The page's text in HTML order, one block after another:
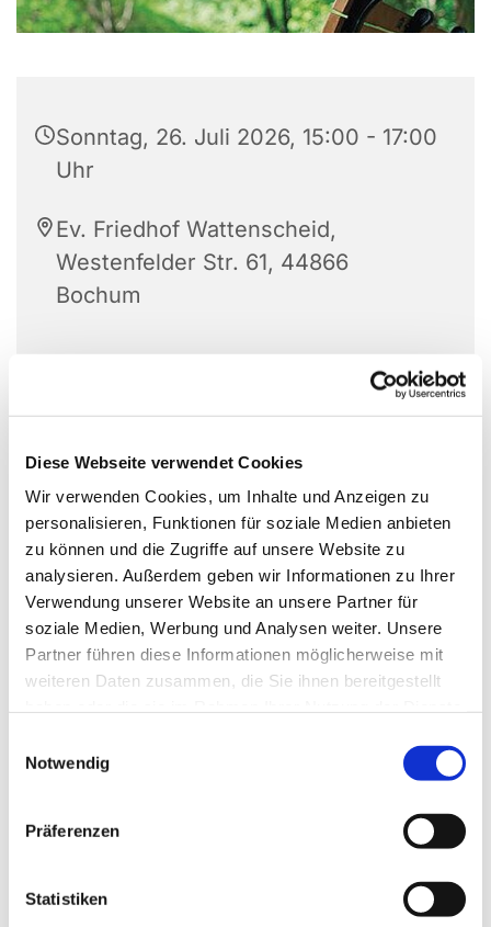
Diese Webseite verwendet Cookies
Wir verwenden Cookies, um Inhalte und Anzeigen zu
personalisieren, Funktionen für soziale Medien anbieten
zu können und die Zugriffe auf unsere Website zu
analysieren. Außerdem geben wir Informationen zu Ihrer
Verwendung unserer Website an unsere Partner für
soziale Medien, Werbung und Analysen weiter. Unsere
Partner führen diese Informationen möglicherweise mit
weiteren Daten zusammen, die Sie ihnen bereitgestellt
Notwendig
Präferenzen
Statistiken
Sonntag, 26. Juli 2026, 15:00 - 17:00
Uhr
Ev. Friedhof Wattenscheid,
Westenfelder Str. 61, 44866
Bochum
Wenn Sie den Friedhof vom Haupteingang her
Rasenstück zwei Holzbänke. Dort erwarten Sie
ehrenamtliche Mitarbeiterinnen und Mitarbeiter, die
offen sind für Gespräche. Sie hören zu, wenn Sie
über Ihren Verlust und Ihre Trauer sprechen wollen.
Sie begleiten Sie zum Grab und schweigen mit
Ihnen, wenn Ihnen nicht nach Reden ist. Sie sind
offen für das, was Ihnen gerade auf der Seele
liegt. Und das alles bei einer Tasse Kaffee aus der
Thermoskanne. Denn beides hat unser